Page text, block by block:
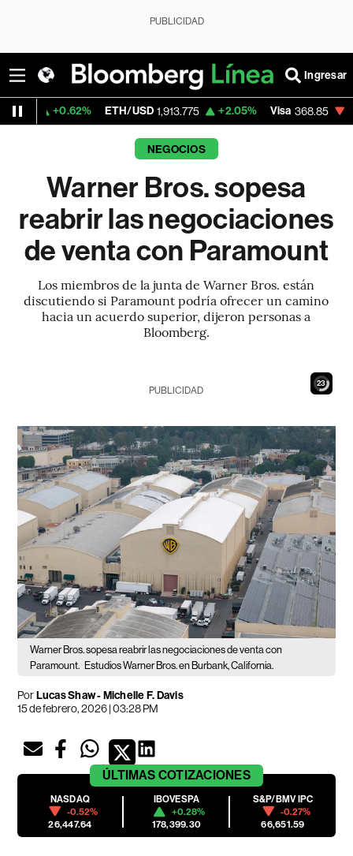
PUBLICIDAD
Ingresar
ETH/USD 1,913.775 +2.05% Visa 368.85 -0.20%
NEGOCIOS
Warner Bros. sopesa
reabrir las negociaciones
de venta con Paramount
Los miembros de la junta de Warner Bros. están
discutiendo si Paramount podría ofrecer un camino
hacia un acuerdo superior, dijeron personas a
Bloomberg.
21
PUBLICIDAD
Warner Bros. sopesa reabrir las negociaciones de venta con
Paramount. Estudios Warner Bros. en Burbank, California.
PorLucas Shaw - Michelle F. Davis
15 de febrero, 2026 | 03:28 PM
ÚLTIMAS COTIZACIONES
NASDAQ
-0.52%
26,447.64
IBOVESPA
+0.28%
178,399.30
S&P/BMV IPC
-0.27%
66,651.59